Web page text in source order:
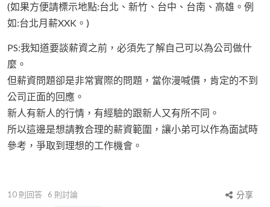
(如果方便請標示地點:台北、新竹、台中、台南、高雄。例
如:台北月薪XXK。)
PS:我知道要談薪資之前，必須先了解自己可以為公司做什
麼。
但薪資問題卻是非常實際的問題，當你漫喊價，肯定的不到
公司正面的回應。
新人有新人的行情，有經驗的跟新人又有所不同。
所以這邊是想請教合理的薪資範圍，讓小弟可以作為面試時
參考，爭取到理想的工作機會。
10 則回答 6 則討論
分享